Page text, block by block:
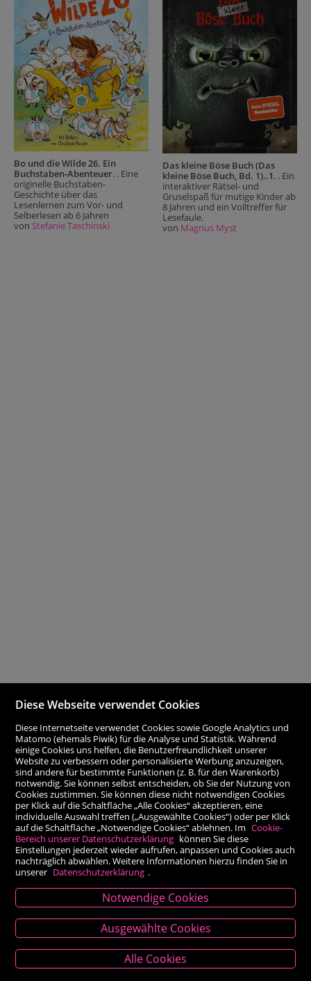
Bo und die Wilde 26. Ein
Buchstaben-Abenteuer. . Eine
originelle Buchstaben-
Geschichte über das
Lesenlernen zum Vor- und
Selberlesen ab 6 Jahren
von Stefanie Taschinski
Das kleine Böse Buch (Das
kleine Böse Buch, Bd. 1)..1. . Ein
interaktiver Rätsel- und
Gruselspaß für mutige Kinder ab
8 Jahren und ein Volltreffer für
Lesefaule.
von Magnus Myst
Kontakt
Besold Buch-Papier
Hauptplatz 14, 9300 St. Veit an der Glan
Diese Webseite verwendet Cookies
Diese Internetseite verwendet Cookies sowie Google Analytics und
Matomo (ehemals Piwik) für die Analyse und Statistik. Während
einige Cookies uns helfen, die Benutzerfreundlichkeit unserer
Website zu verbessern oder personalisierte Werbung anzuzeigen,
sind andere für bestimmte Funktionen (z. B. für den Warenkorb)
notwendig. Sie können selbst entscheiden, ob Sie der Nutzung von
Cookies zustimmen. Sie können diese nicht notwendigen Cookies
per Klick auf die Schaltfläche „Alle Cookies“ akzeptieren, eine
individuelle Auswahl treffen („Ausgewählte Cookies“) oder per Klick
auf die Schaltfläche „Notwendige Cookies“ ablehnen. Im Cookie-
Bereich unserer Datenschutzerklärung können Sie diese
Einstellungen jederzeit wieder aufrufen, anpassen und Cookies auch
nachträglich abwählen. Weitere Informationen hierzu finden Sie in
unserer Datenschutzerklärung .
Notwendige Cookies
Ausgewählte Cookies
Alle Cookies